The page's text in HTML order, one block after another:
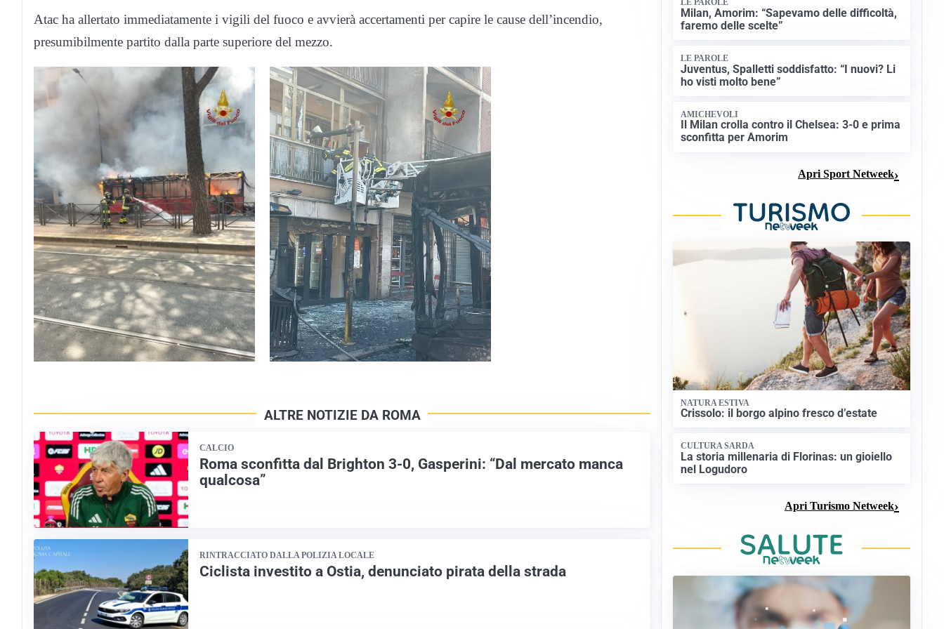
Atac ha allertato immediatamente i vigili del fuoco e avvierà accertamenti per capire le cause dell’incendio,
presumibilmente partito dalla parte superiore del mezzo.
ALTRE NOTIZIE DA ROMA
CALCIO
Roma sconfitta dal Brighton 3-0, Gasperini: “Dal mercato manca
qualcosa”
RINTRACCIATO DALLA POLIZIA LOCALE
Ciclista investito a Ostia, denunciato pirata della strada
LE PAROLE
Milan, Amorim: “Sapevamo delle difficoltà,
faremo delle scelte”
LE PAROLE
Juventus, Spalletti soddisfatto: “I nuovi? Li
ho visti molto bene”
AMICHEVOLI
Il Milan crolla contro il Chelsea: 3-0 e prima
sconfitta per Amorim
Apri Sport Netweek
NATURA ESTIVA
Crissolo: il borgo alpino fresco d’estate
CULTURA SARDA
La storia millenaria di Florinas: un gioiello
nel Logudoro
Apri Turismo Netweek